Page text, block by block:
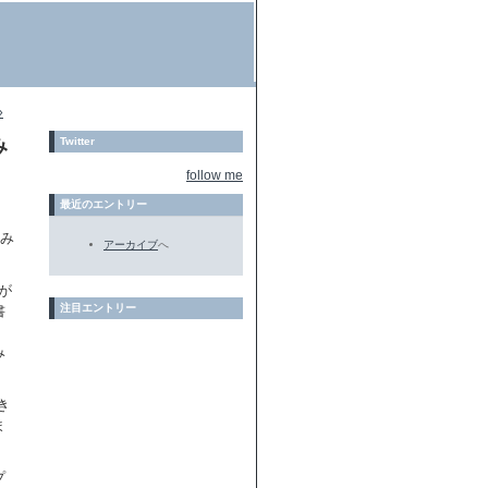
Twitter
follow me
最近のエントリー
アーカイブへ
注目エントリー